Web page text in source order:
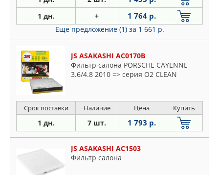
1 дн. + 1 764 р.
Еще предложение (1) за 1 661 р.
JS ASAKASHI AC0170B
Фильтр салона PORSCHE CAYENNE
3.6/4.8 2010 => серия O2 CLEAN
Срок поставки Наличие Цена Купить
1 дн. 7 шт. 1 793 р.
JS ASAKASHI AC1503
Фильтр салона